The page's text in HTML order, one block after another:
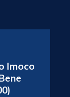
Imoco